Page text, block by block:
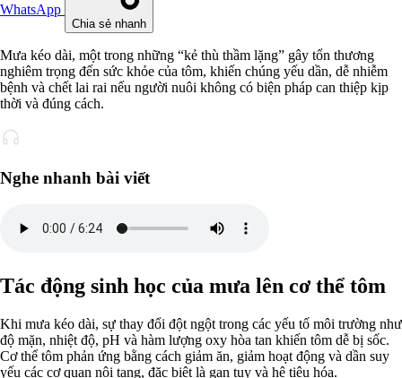
WhatsApp
Chia sẻ nhanh
Mưa kéo dài, một trong những “kẻ thù thầm lặng” gây tổn thương
nghiêm trọng đến sức khỏe của tôm, khiến chúng yếu dần, dễ nhiễm
bệnh và chết lai rai nếu người nuôi không có biện pháp can thiệp kịp
thời và đúng cách.
Nghe nhanh bài viết
Tác động sinh học của mưa lên cơ thể tôm
Khi mưa kéo dài, sự thay đổi đột ngột trong các yếu tố môi trường như
độ mặn, nhiệt độ, pH và hàm lượng oxy hòa tan khiến tôm dễ bị sốc.
Cơ thể tôm phản ứng bằng cách giảm ăn, giảm hoạt động và dần suy
yếu các cơ quan nội tạng, đặc biệt là gan tụy và hệ tiêu hóa.